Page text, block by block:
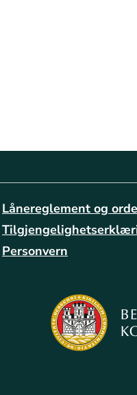
Lånereglement og
Personvern